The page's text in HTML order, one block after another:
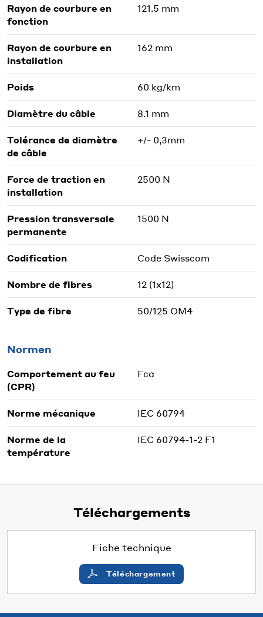
Rayon de courbure en
fonction
121.5 mm
Rayon de courbure en
installation
162 mm
Poids 60 kg/km
Diamètre du câble 8.1 mm
Tolérance de diamètre
de câble
+/- 0,3mm
Force de traction en
installation
2500 N
Pression transversale
permanente
1500 N
Codification Code Swisscom
Nombre de fibres 12 (1x12)
Type de fibre 50/125 OM4
Normen
Comportement au feu
(CPR)
Fca
Norme mécanique IEC 60794
Norme de la
température
IEC 60794-1-2 F1
Téléchargements
Fiche technique
Téléchargement